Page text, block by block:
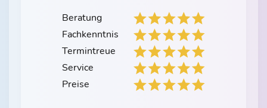
Beratung
Fachkenntnis
Termintreue
Service
Preise